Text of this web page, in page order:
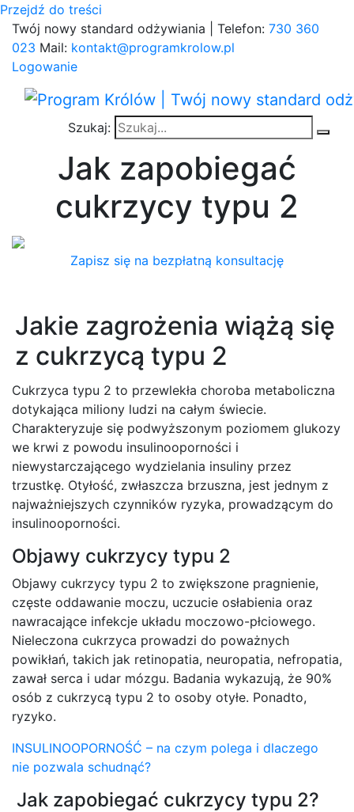
Przejdź do treści
Twój nowy standard odżywiania | Telefon: 730 360
023 Mail: kontakt@programkrolow.pl
Logowanie
Szukaj:
Jak zapobiegać
cukrzycy typu 2
Zapisz się na bezpłatną konsultację
Jakie zagrożenia wiążą się
z cukrzycą typu 2
Cukrzyca typu 2 to przewlekła choroba metaboliczna
dotykająca miliony ludzi na całym świecie.
Charakteryzuje się podwyższonym poziomem glukozy
we krwi z powodu insulinooporności i
niewystarczającego wydzielania insuliny przez
trzustkę. Otyłość, zwłaszcza brzuszna, jest jednym z
najważniejszych czynników ryzyka, prowadzącym do
insulinooporności.
Objawy cukrzycy typu 2
Objawy cukrzycy typu 2 to zwiększone pragnienie,
częste oddawanie moczu, uczucie osłabienia oraz
nawracające infekcje układu moczowo-płciowego.
Nieleczona cukrzyca prowadzi do poważnych
powikłań, takich jak retinopatia, neuropatia, nefropatia,
zawał serca i udar mózgu. Badania wykazują, że 90%
osób z cukrzycą typu 2 to osoby otyłe. Ponadto,
ryzyko.
INSULINOOPORNOŚĆ – na czym polega i dlaczego
nie pozwala schudnąć?
Jak zapobiegać cukrzycy typu 2?